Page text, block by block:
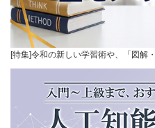
[特集]令和の新しい学習術や、「図